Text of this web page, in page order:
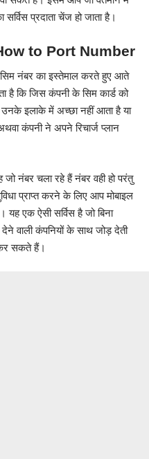
प्रदाता चेंज हो जाता है।
to Port Number
नंबर का इस्तेमाल करते हुए आते
है कि जिस कंपनी के सिम कार्ड को
इलाके में अच्छा नहीं आता है या
कंपनी ने अपने रिचार्ज प्लान
नंबर चला रहे हैं नंबर वही हो परंतु
प्राप्त करने के लिए आप मोबाइल
यह एक ऐसी सर्विस है जो बिना
वाली कंपनियों के साथ जोड़ देती
सकते हैं।